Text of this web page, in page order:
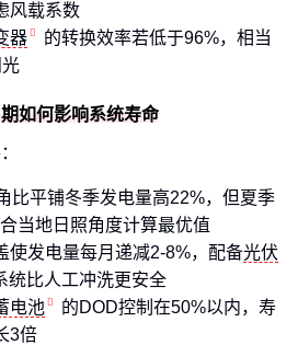
风载系数
器
的转换效率若低于96%，相当
如何影响系统寿命
比平铺冬季发电量高22%，但夏季
当地日照角度计算最优值
使发电量每月递减2-8%，配备光伏
统比人工冲洗更安全
电池
的DOD控制在50%以内，寿
3倍